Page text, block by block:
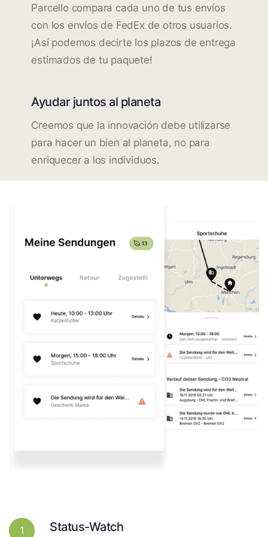
Parcello compara cada uno de tus envíos
con los envíos de FedEx de otros usuarios.
¡Así podemos decirte los plazos de entrega
estimados de tu paquete!
Ayudar juntos al planeta
Creemos que la innovación debe utilizarse
para hacer un bien al planeta, no para
enriquecer a los individuos.
1 Status-Watch